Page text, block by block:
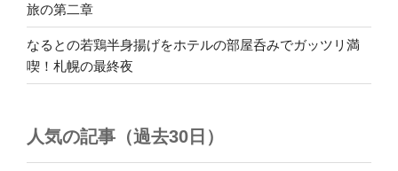
旅の第二章
なるとの若鶏半身揚げをホテルの部屋呑みでガッツリ満
喫！札幌の最終夜
人気の記事（過去30日）